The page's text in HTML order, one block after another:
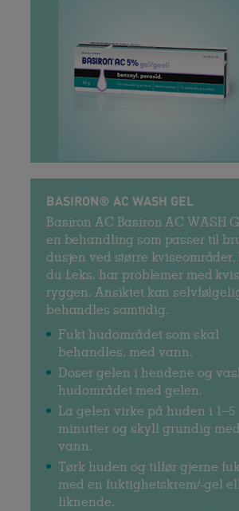
BASIRON® AC WASH GEL
Basiron AC Basiron AC WASH
en behandling som passer til
dusjen ved større kviseområder,
du f.eks. har problemer med
ryggen. Ansiktet kan
behandles samtidig.
Fukt hudområdet som skal
behandles, med vann.
Doser gelen i hendene og
hudområdet med gelen.
La gelen virke på huden i 1–5
minutter og skyll grundig med
vann.
Tørk huden og tilfør gjerne
med en fuktighetskrem/-gel
liknende.